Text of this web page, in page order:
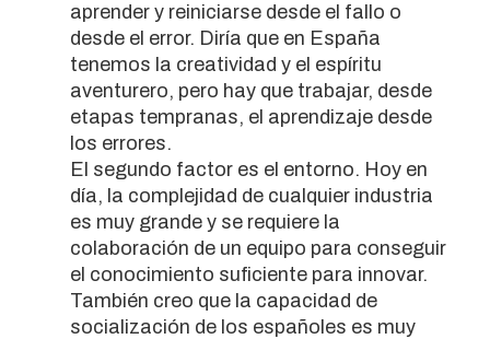
aprender y reiniciarse desde el fallo o
desde el error. Diría que en España
tenemos la creatividad y el espíritu
aventurero, pero hay que trabajar, desde
etapas tempranas, el aprendizaje desde
los errores.
El segundo factor es el entorno. Hoy en
día, la complejidad de cualquier industria
es muy grande y se requiere la
colaboración de un equipo para conseguir
el conocimiento suficiente para innovar.
También creo que la capacidad de
socialización de los españoles es muy